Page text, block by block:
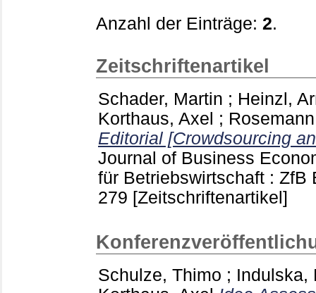
Anzahl der Einträge: 2.
Zeitschriftenartikel
Schader, Martin ; Heinzl,
Korthaus, Axel ;
Editorial [Crowdsourcing
Journal of Business
für Betriebswirtschaft : ZfB
279 [Zeitschriftenartikel]
Schulze, Thimo ; Indulska,